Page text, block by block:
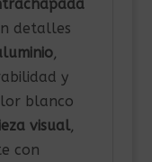
detalles
,
y
blanco
visual,
con